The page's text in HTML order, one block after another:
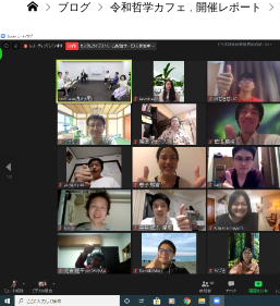
ブログ 令和哲学カフェ 開催レポート